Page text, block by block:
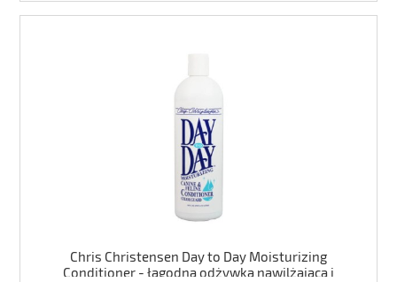
Chris Christensen Day to Day Moisturizing
Conditioner - łagodna odżywka nawilżająca i